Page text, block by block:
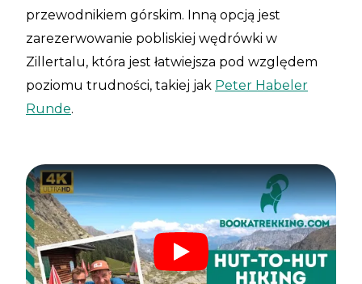
przewodnikiem górskim. Inną opcją jest
zarezerwowanie pobliskiej wędrówki w
Zillertalu, która jest łatwiejsza pod względem
poziomu trudności, takiej jak Peter Habeler
Runde.